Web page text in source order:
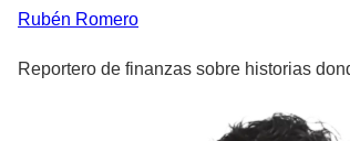
Rubén Romero
Reportero de finanzas sobre historias